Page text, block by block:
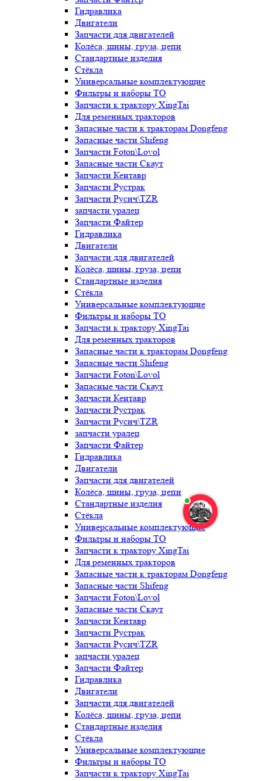
Гидравлика
Двигатели
Запчасти для двигателей
Колёса, шины, груза, цепи
Стандартные изделия
Стёкла
Универсальные комплектующие
Фильтры и наборы ТО
Запчасти к трактору XingTai
Для ременных тракторов
Запасные части к тракторам Dongfeng
Запасные части Shifeng
Запчасти Foton\Lovol
Запасные части Скаут
Запчасти Кентавр
Запчасти Рустрак
Запчасти Русич\TZR
запчасти уралец
Запчасти Файтер
Гидравлика
Двигатели
Запчасти для двигателей
Колёса, шины, груза, цепи
Стандартные изделия
Стёкла
Универсальные комплектующие
Фильтры и наборы ТО
Запчасти к трактору XingTai
Для ременных тракторов
Запасные части к тракторам Dongfeng
Запасные части Shifeng
Запчасти Foton\Lovol
Запасные части Скаут
Запчасти Кентавр
Запчасти Рустрак
Запчасти Русич\TZR
запчасти уралец
Запчасти Файтер
Гидравлика
Двигатели
Запчасти для двигателей
Колёса, шины, груза, цепи
Стандартные изделия
Стёкла
Универсальные комплектующие
Фильтры и наборы ТО
Запчасти к трактору XingTai
Для ременных тракторов
Запасные части к тракторам Dongfeng
Запасные части Shifeng
Запчасти Foton\Lovol
Запасные части Скаут
Запчасти Кентавр
Запчасти Рустрак
Запчасти Русич\TZR
запчасти уралец
Запчасти Файтер
Гидравлика
Двигатели
Запчасти для двигателей
Колёса, шины, груза, цепи
Стандартные изделия
Стёкла
Универсальные комплектующие
Фильтры и наборы ТО
Запчасти к трактору XingTai